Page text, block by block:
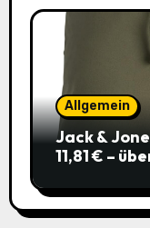
Allgemein
Jack &
11,81 € –